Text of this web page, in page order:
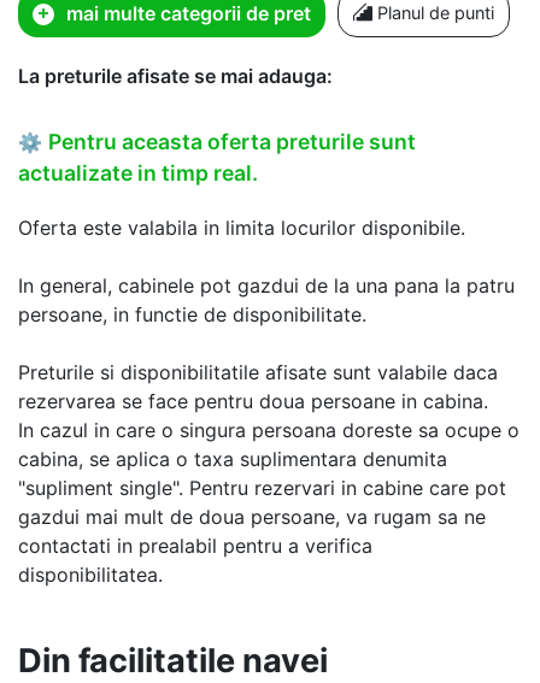
mai multe categorii de pret Planul de punti
La preturile afisate se mai adauga:
⚙ Pentru aceasta oferta preturile sunt
actualizate in timp real.
Oferta este valabila in limita locurilor disponibile.
In general, cabinele pot gazdui de la una pana la patru
persoane, in functie de disponibilitate.
Preturile si disponibilitatile afisate sunt valabile daca
rezervarea se face pentru doua persoane in cabina.
In cazul in care o singura persoana doreste sa ocupe o
cabina, se aplica o taxa suplimentara denumita
"supliment single". Pentru rezervari in cabine care pot
gazdui mai mult de doua persoane, va rugam sa ne
contactati in prealabil pentru a verifica
disponibilitatea.
Din facilitatile navei